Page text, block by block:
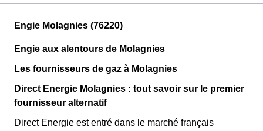
Engie Molagnies (76220)
Engie aux alentours de Molagnies
Les fournisseurs de gaz à Molagnies
Direct Energie Molagnies : tout savoir sur le premier
fournisseur alternatif
Direct Energie est entré dans le marché français